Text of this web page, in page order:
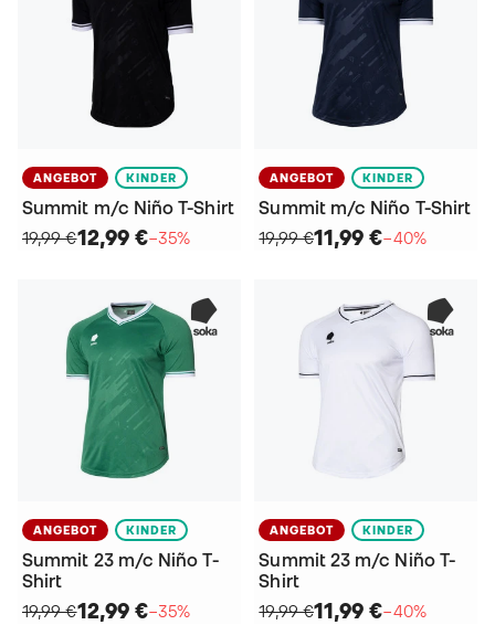
ANGEBOT KINDER
Summit m/c Niño T-Shirt
19,99 €12,99 €−35%
ANGEBOT KINDER
Summit m/c Niño T-Shirt
19,99 €11,99 €−40%
ANGEBOT KINDER
Summit 23 m/c Niño T-
Shirt
19,99 €12,99 €−35%
ANGEBOT KINDER
Summit 23 m/c Niño T-
Shirt
19,99 €11,99 €−40%